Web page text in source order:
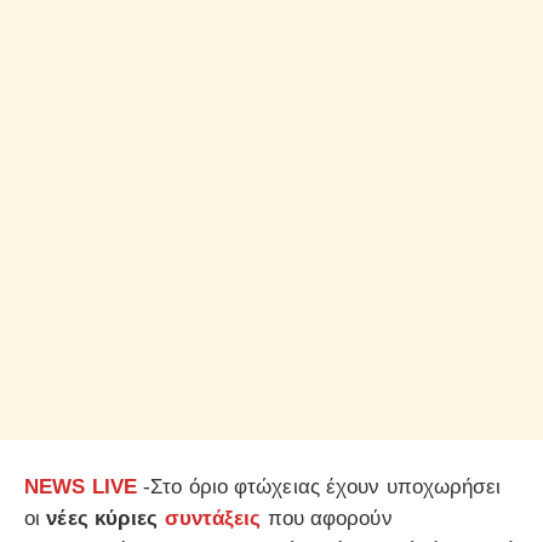
NEWS LIVE-Στο όριο φτώχειας έχουν υποχωρήσει
οινέες κύριες συντάξεις που αφορούν